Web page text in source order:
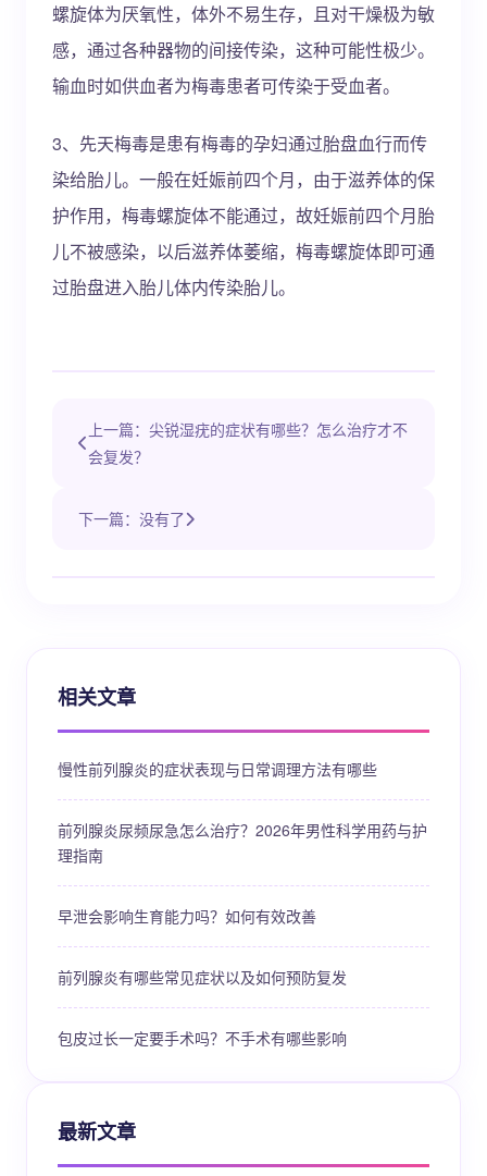
螺旋体为厌氧性，体外不易生存，且对干燥极为敏
感，通过各种器物的间接传染，这种可能性极少。
输血时如供血者为梅毒患者可传染于受血者。
3、先天梅毒是患有梅毒的孕妇通过胎盘血行而传
染给胎儿。一般在妊娠前四个月，由于滋养体的保
护作用，梅毒螺旋体不能通过，故妊娠前四个月胎
儿不被感染，以后滋养体萎缩，梅毒螺旋体即可通
过胎盘进入胎儿体内传染胎儿。
上一篇：尖锐湿疣的症状有哪些？怎么治疗才不
会复发？
下一篇：没有了
相关文章
慢性前列腺炎的症状表现与日常调理方法有哪些
前列腺炎尿频尿急怎么治疗？2026年男性科学用药与护
理指南
早泄会影响生育能力吗？如何有效改善
前列腺炎有哪些常见症状以及如何预防复发
包皮过长一定要手术吗？不手术有哪些影响
最新文章